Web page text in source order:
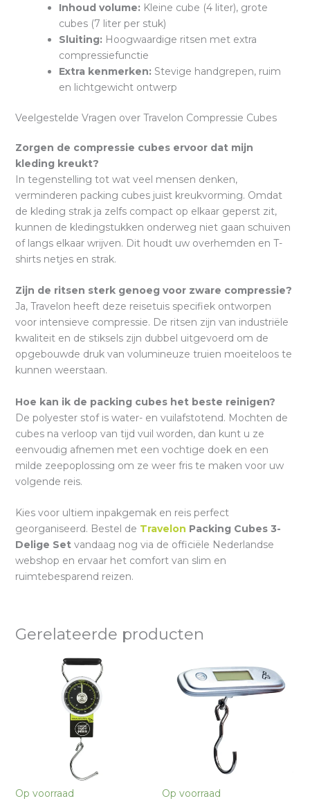
Inhoud volume: Kleine cube (4 liter), grote
cubes (7 liter per stuk)
Sluiting: Hoogwaardige ritsen met extra
compressiefunctie
Extra kenmerken: Stevige handgrepen, ruim
en lichtgewicht ontwerp
Veelgestelde Vragen over Travelon Compressie Cubes
Zorgen de compressie cubes ervoor dat mijn
kleding kreukt?
In tegenstelling tot wat veel mensen denken,
verminderen packing cubes juist kreukvorming. Omdat
de kleding strak ja zelfs compact op elkaar geperst zit,
kunnen de kledingstukken onderweg niet gaan schuiven
of langs elkaar wrijven. Dit houdt uw overhemden en T-
shirts netjes en strak.
Zijn de ritsen sterk genoeg voor zware compressie?
Ja, Travelon heeft deze reisetuis specifiek ontworpen
voor intensieve compressie. De ritsen zijn van industriële
kwaliteit en de stiksels zijn dubbel uitgevoerd om de
opgebouwde druk van volumineuze truien moeiteloos te
kunnen weerstaan.
Hoe kan ik de packing cubes het beste reinigen?
De polyester stof is water- en vuilafstotend. Mochten de
cubes na verloop van tijd vuil worden, dan kunt u ze
eenvoudig afnemen met een vochtige doek en een
milde zeepoplossing om ze weer fris te maken voor uw
volgende reis.
Kies voor ultiem inpakgemak en reis perfect
georganiseerd. Bestel de Travelon Packing Cubes 3-
Delige Setvandaag nog via de officiële Nederlandse
webshop en ervaar het comfort van slim en
ruimtebesparend reizen.
Gerelateerde producten
Op voorraad Op voorraad